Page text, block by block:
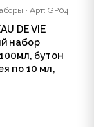
· Арт: GP04
DE VIE
набор
бутон
по 10 мл,